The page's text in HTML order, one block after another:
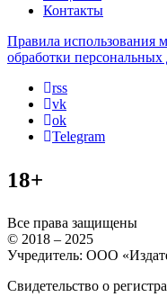
Контакты
Правила использования
обработки
rss
vk
ok
Telegram
18+
Все права защищены
© 2018 – 2025
Учредитель: ООО
Свидетельство о